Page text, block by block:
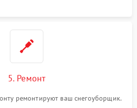
5. Ремонт
ремонтируют ваш снегоуборщик.